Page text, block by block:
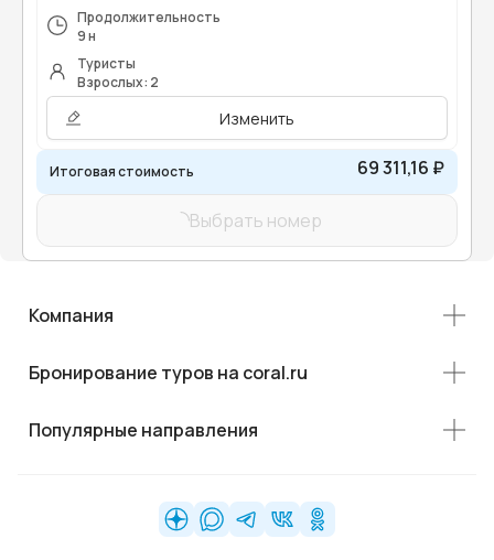
Продолжительность
9 н
Туристы
Взрослых: 2
Изменить
Итоговая стоимость 69 311,16 ₽
Выбрать номер
Компания
Бронирование туров на coral.ru
Популярные направления